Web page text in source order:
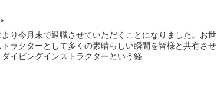
り今月末で退職させていただくことになりました。お世
ラクターとして多くの素晴らしい瞬間を皆様と共有させ
イビングインストラクターという経...